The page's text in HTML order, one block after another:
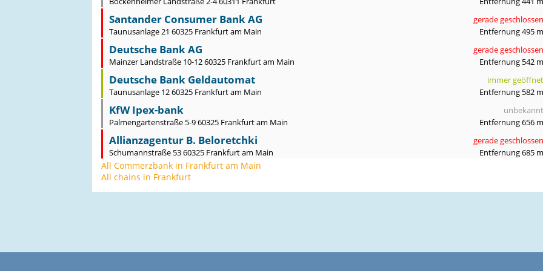
Santander Consumer Bank AG
gerade geschlossen
Taunusanlage 21 60325 Frankfurt am Main
Entfernung 495 m
Deutsche Bank AG
gerade geschlossen
Mainzer Landstraße 10-12 60325 Frankfurt am Main
Entfernung 542 m
Deutsche Bank Geldautomat
immer geöffnet
Taunusanlage 12 60325 Frankfurt am Main
Entfernung 582 m
KfW Ipex-bank
unbekannt
Palmengartenstraße 5-9 60325 Frankfurt am Main
Entfernung 656 m
Allianzagentur B. Beloretchki
gerade geschlossen
Schumannstraße 53 60325 Frankfurt am Main
Entfernung 685 m
All Commerzbank in Frankfurt am Main
All chains in Frankfurt